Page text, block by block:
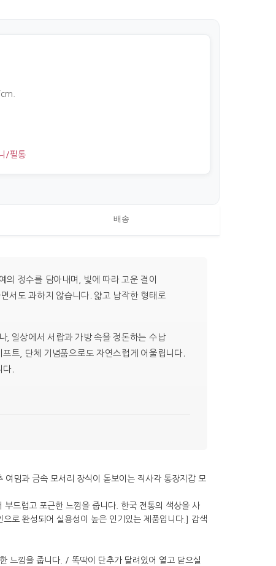
/필통
배송
정수를 담아내며, 빛에 따라 고운 결이
서도 과하지 않습니다. 얇고 납작한 형태로
, 일상에서 서랍과 가방 속을 정돈하는 수납
트, 단체 기념품으로도 자연스럽게 어울립니다.
다.